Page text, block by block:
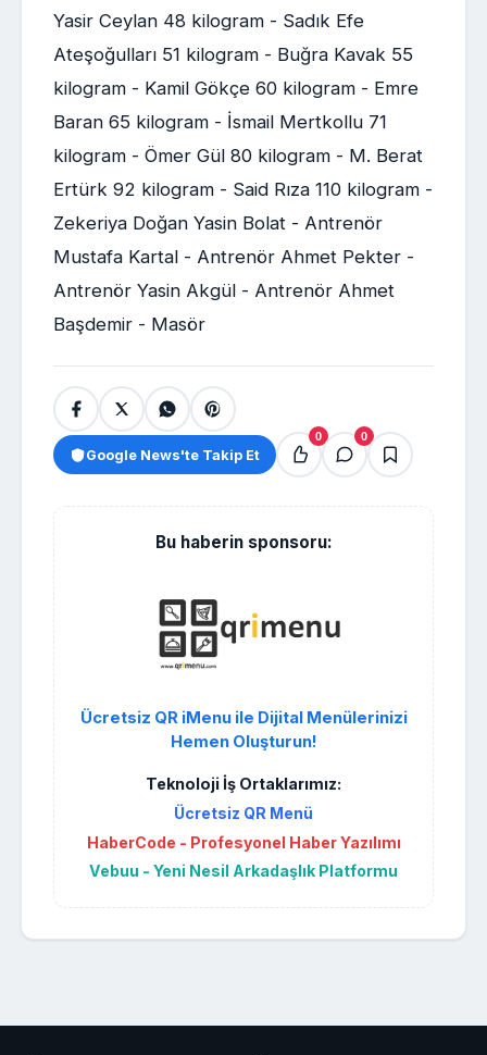
Yasir Ceylan 48 kilogram - Sadık Efe
Ateşoğulları 51 kilogram - Buğra Kavak 55
kilogram - Kamil Gökçe 60 kilogram - Emre
Baran 65 kilogram - İsmail Mertkollu 71
kilogram - Ömer Gül 80 kilogram - M. Berat
Ertürk 92 kilogram - Said Rıza 110 kilogram -
Zekeriya Doğan Yasin Bolat - Antrenör
Mustafa Kartal - Antrenör Ahmet Pekter -
Antrenör Yasin Akgül - Antrenör Ahmet
Başdemir - Masör
Google News'te Takip Et
0 0
Bu haberin sponsoru:
Ücretsiz QR iMenu ile Dijital Menülerinizi
Hemen Oluşturun!
Teknoloji İş Ortaklarımız:
Ücretsiz QR Menü
HaberCode - Profesyonel Haber Yazılımı
Vebuu - Yeni Nesil Arkadaşlık Platformu